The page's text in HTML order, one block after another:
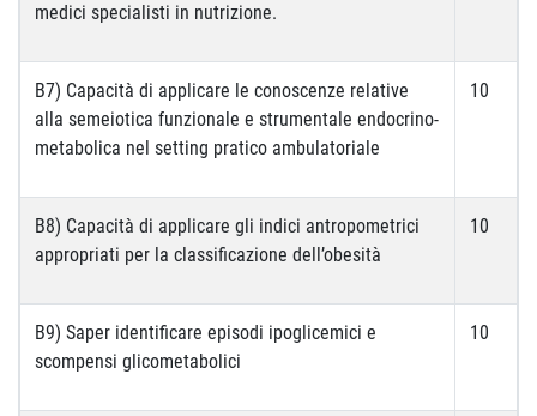
medici specialisti in nutrizione.
B7) Capacità di applicare le conoscenze relative
alla semeiotica funzionale e strumentale endocrino-
metabolica nel setting pratico ambulatoriale
10
B8) Capacità di applicare gli indici antropometrici
appropriati per la classificazione dell’obesità
10
B9) Saper identificare episodi ipoglicemici e
scompensi glicometabolici
10